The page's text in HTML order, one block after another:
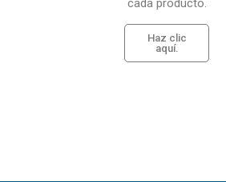
cada producto.
Haz clic
aquí.